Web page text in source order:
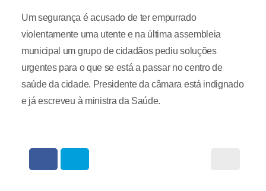
Um segurança é acusado de ter empurrado
violentamente uma utente e na última assembleia
municipal um grupo de cidadãos pediu soluções
urgentes para o que se está a passar no centro de
saúde da cidade. Presidente da câmara está indignado
e já escreveu à ministra da Saúde.